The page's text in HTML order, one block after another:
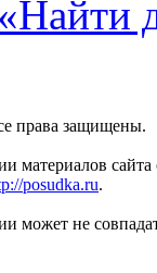
права защищены.
материалов сайта
posudka.ru.
может не